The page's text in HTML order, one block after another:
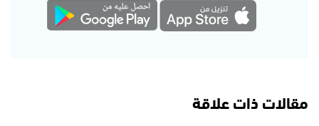
مقالات ذات علاقة